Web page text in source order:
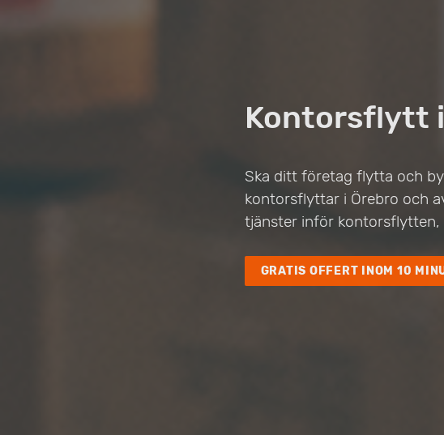
Kontorsflytt
Ska ditt företag flytta och
kontorsflyttar i Örebro och
tjänster inför kontorsflytten,
GRATIS OFFERT INOM 10